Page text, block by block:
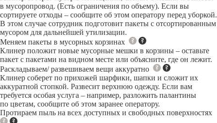
в мусоропровод. (Есть ограничения по объему). Если вы
сортируете отходы – сообщите об этом оператору перед уборкой.
В этом случае сотрудник подготовит пакеты с отсортированным
мусором для дальнейшей утилизации.
Меняем пакеты в мусорных корзинах
Клинер положит новые мусорные мешки в корзины – оставьте
пакет с пакетами на видном месте или объясните, где он лежит.
Раскладываем/ развешиваем вещи аккуратно
Клинер соберет по прихожей шарфики, шапки и сложит их
аккуратной стопкой. Развесит верхнюю одежду. Если вам
требуется особая услуга – например, разложить палантины
по цветам, сообщите об этом заранее оператору.
Протираем пыль на всех доступных и свободных поверхностях